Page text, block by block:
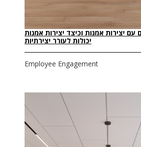
Employee Engagement
עם יצירות אמנות וכיצד יצירות אמנות
יכולות לעורר יצירתיות